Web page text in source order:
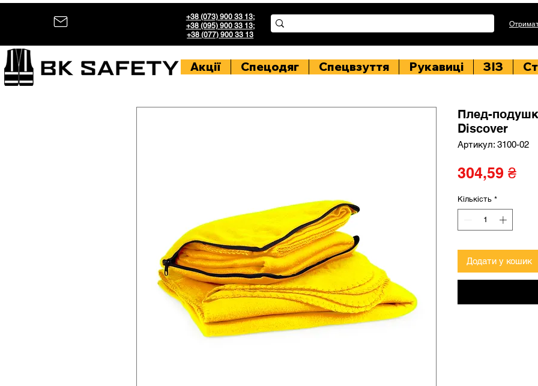
+38 (073) 900 33 13;
+38 (095) 900 33 13;
+38 (077) 900 33 13
Акції Спецодяг Спецвзуття Рукавиці ЗІЗ
Плед-
Discover
Артикул: 3100-02
304,59 ₴
Кількість *
Додати у кошик